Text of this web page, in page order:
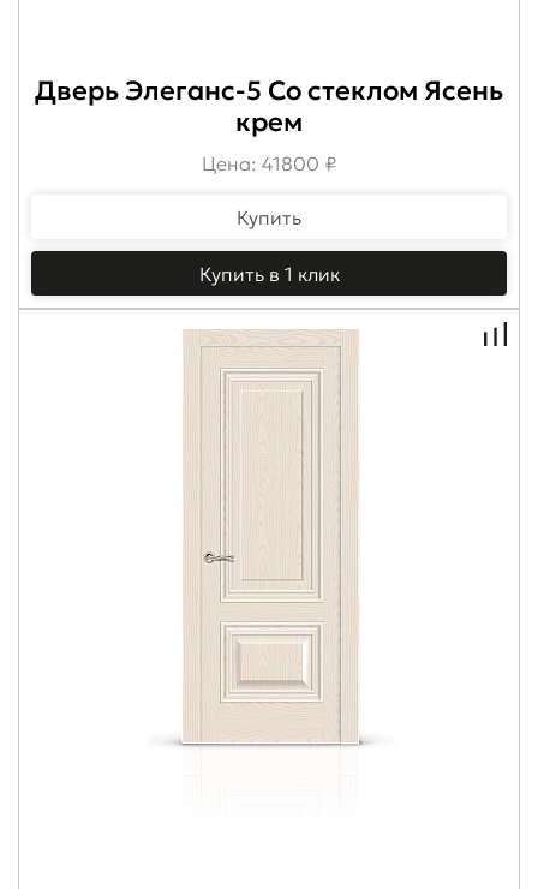
Дверь Элеганс-5 Со стеклом Ясень
крем
Цена: 41800 ₽
Купить
Купить в 1 клик